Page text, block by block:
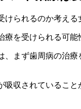
を受けられる可能
まず歯周病の治
収されているこ